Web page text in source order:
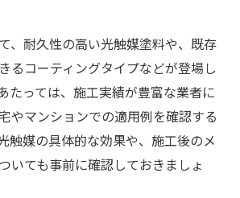
、耐久性の高い光触媒塗料や、既存
るコーティングタイプなどが登場し
たっては、施工実績が豊富な業者に
やマンションでの適用例を確認する
触媒の具体的な効果や、施工後のメ
いても事前に確認しておきましょ